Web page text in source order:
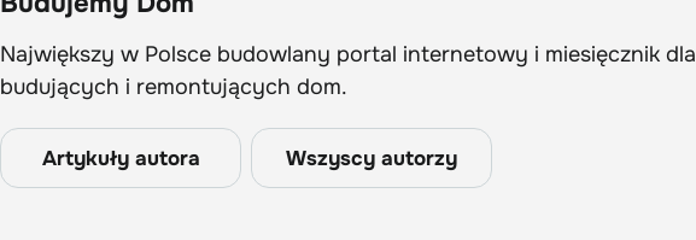
Największy w Polsce budowlany portal internetowy i miesięcznik dla
budujących i remontujących dom.
Artykuły autora Wszyscy autorzy